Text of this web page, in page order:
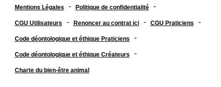
Mentions Légales - Politique de confidentialité -
CGU Utilisateurs - Renoncer au contrat ici - CGU Praticiens -
Code déontologique et éthique Praticiens -
Code déontologique et éthique Créateurs -
Charte du bien-être animal